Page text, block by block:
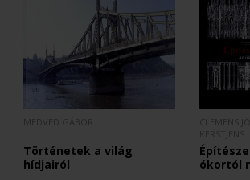
Történetek a világ
hídjairól
ókortól